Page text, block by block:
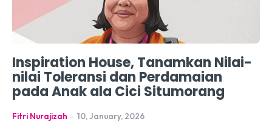
Inspiration House, Tanamkan Nilai-
nilai Toleransi dan Perdamaian
pada Anak ala Cici Situmorang
Fitri Nurajizah - 10, January, 2026